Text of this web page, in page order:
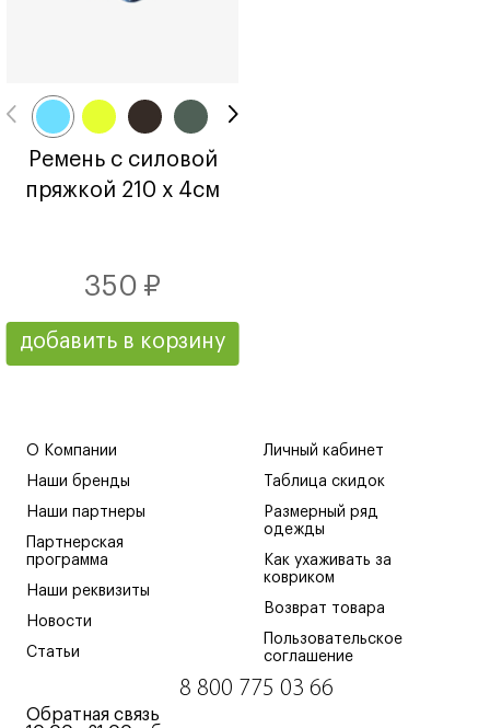
Ремень с силовой
пряжкой 210 х 4см
350 ₽
добавить в корзину
О Компании
Наши бренды
Наши партнеры
Партнерская
программа
Наши реквизиты
Новости
Статьи
Личный кабинет
Таблица скидок
Размерный ряд
одежды
Как ухаживать за
ковриком
Возврат товара
Пользовательское
соглашение
8 800 775 03 66
Обратная связь